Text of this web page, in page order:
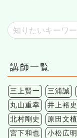
講師一覧
三上賢一 三浦誠
丸山重幸
井上裕史
北村剛史
原田文植
宮下和也
小松広明